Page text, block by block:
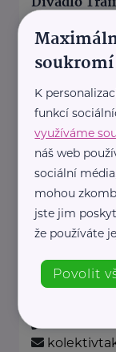
Hynaisova 554/11
+420 734
kolektiv
Školní 378
Několik
TAK i TAK. ...
http://
K
funkcí
využíváme
náš web
sociální
mohou
jste jim
že používáte
Povolit